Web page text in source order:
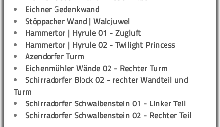
Eichner Gedenkwand
Stöppacher Wand | Waldjuwel
Hammertor | Hyrule 01 - Zugluft
Hammertor | Hyrule 02 - Twilight Princess
Azendorfer Turm
Eichenmühler Wände 02 - Rechter Turm
Schirradorfer Block 02 - rechter Wandteil und
Turm
Schirradorfer Schwalbenstein 01 - Linker Teil
Schirradorfer Schwalbenstein 02 - Rechter Teil